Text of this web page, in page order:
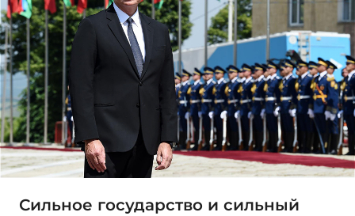
Сильное государство и сильный